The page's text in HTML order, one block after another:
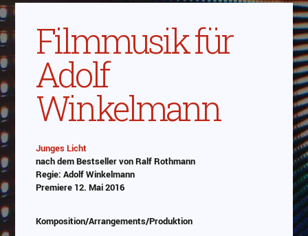
Filmmusik für
Adolf
Winkelmann
Abspielen
Das Video wird von Youtube eingebettet
Google
Junges Licht
nach dem Bestseller von Ralf Rothmann
Regie: Adolf Winkelmann
Premiere 12. Mai 2016
Komposition/Arrangements/Produktion